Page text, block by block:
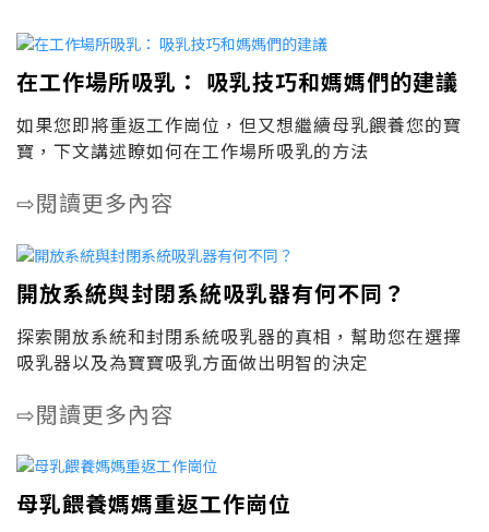
在工作場所吸乳： 吸乳技巧和媽媽們的建議
如果您即將重返工作崗位，但又想繼續母乳餵養您的寶
寶，下文講述瞭如何在工作場所吸乳的方法
⇨閱讀更多內容
開放系統與封閉系統吸乳器有何不同？
探索開放系統和封閉系統吸乳器的真相，幫助您在選擇
吸乳器以及為寶寶吸乳方面做出明智的決定
⇨閱讀更多內容
母乳餵養媽媽重返工作崗位